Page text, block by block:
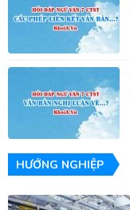
HƯỚNG NGHIỆP